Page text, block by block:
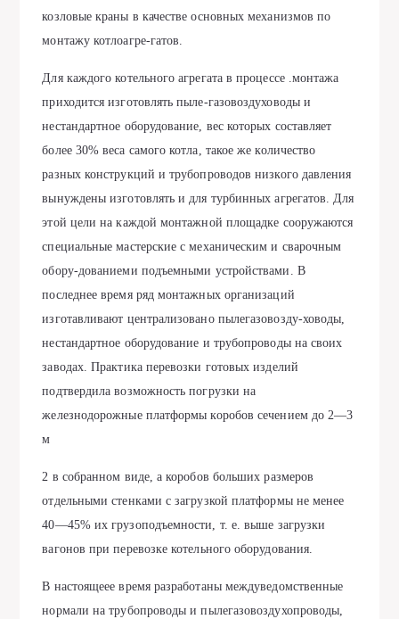
козловые краны в качестве основных механизмов по
монтажу котлоагре-гатов.
Для каждого котельного агрегата в процессе .монтажа
приходится изготовлять пыле-газовоздуховоды и
нестандартное оборудование, вес которых составляет
более 30% веса самого котла, такое же количество
разных конструкций и трубопроводов низкого давления
вынуждены изготовлять и для турбинных агрегатов. Для
этой цели на каждой монтажной площадке сооружаются
специальные мастерские с механическим и сварочным
обору-дованиеми подъемными устройствами. В
последнее время ряд монтажных организаций
изготавливают централизовано пылегазовозду-ховоды,
нестандартное оборудование и трубопроводы на своих
заводах. Практика перевозки готовых изделий
подтвердила возможность погрузки на
железнодорожные платформы коробов сечением до 2—3
м
2 в собранном виде, а коробов больших размеров
отдельными стенками с загрузкой платформы не менее
40—45% их грузоподъемности, т. е. выше загрузки
вагонов при перевозке котельного оборудования.
В настоящеее время разработаны междуведомственные
нормали на трубопроводы и пылегазовоздухопроводы,